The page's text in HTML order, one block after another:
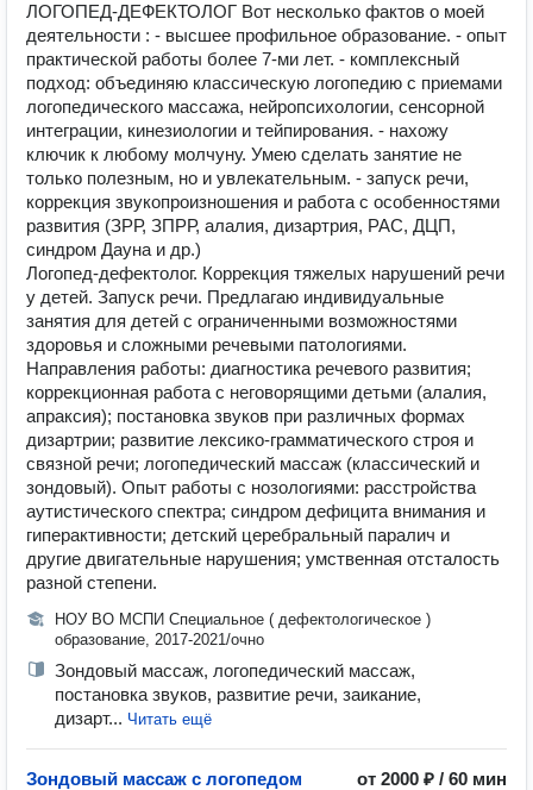
ЛОГОПЕД-ДЕФЕКТОЛОГ Вот несколько фактов о моей
деятельности : - высшее профильное образование. - опыт
практической работы более 7-ми лет. - комплексный
подход: объединяю классическую логопедию с приемами
логопедического массажа, нейропсихологии, сенсорной
интеграции, кинезиологии и тейпирования. - нахожу
ключик к любому молчуну. Умею сделать занятие не
только полезным, но и увлекательным. - запуск речи,
коррекция звукопроизношения и работа с особенностями
развития (ЗРР, ЗПРР, алалия, дизартрия, РАС, ДЦП,
синдром Дауна и др.)
Логопед-дефектолог. Коррекция тяжелых нарушений речи
у детей. Запуск речи. Предлагаю индивидуальные
занятия для детей с ограниченными возможностями
здоровья и сложными речевыми патологиями.
Направления работы: диагностика речевого развития;
коррекционная работа с неговорящими детьми (алалия,
апраксия); постановка звуков при различных формах
дизартрии; развитие лексико-грамматического строя и
связной речи; логопедический массаж (классический и
зондовый). Опыт работы с нозологиями: расстройства
аутистического спектра; синдром дефицита внимания и
гиперактивности; детский церебральный паралич и
другие двигательные нарушения; умственная отсталость
разной степени.
НОУ ВО МСПИ Специальное ( дефектологическое )
образование, 2017-2021/очно
Зондовый массаж, логопедический массаж,
постановка звуков, развитие речи, заикание,
дизарт... Читать ещё
Зондовый массаж с логопедом
от 2000 ₽ / 60 мин